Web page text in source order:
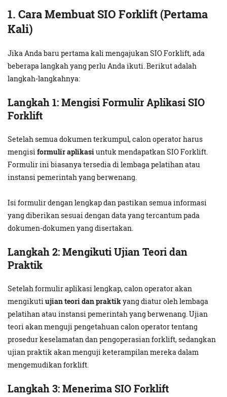
1. Cara Membuat SIO Forklift (Pertama
Kali)
Jika Anda baru pertama kali mengajukan SIO Forklift, ada
beberapa langkah yang perlu Anda ikuti. Berikut adalah
langkah-langkahnya:
Langkah 1:Mengisi Formulir Aplikasi SIO
Forklift
Setelah semua dokumen terkumpul, calon operator harus
mengisiformulir aplikasiuntuk mendapatkan SIO Forklift.
Formulir ini biasanya tersedia di lembaga pelatihan atau
instansi pemerintah yang berwenang.
Isi formulir dengan lengkap dan pastikan semua informasi
yang diberikan sesuai dengan data yang tercantum pada
dokumen-dokumen yang disertakan.
Langkah 2: Mengikuti Ujian Teori dan
Praktik
Setelah formulir aplikasi lengkap, calon operator akan
mengikutiujian teori dan praktikyang diatur oleh lembaga
pelatihan atau instansi pemerintah yang berwenang. Ujian
teori akan menguji pengetahuan calon operator tentang
prosedur keselamatan dan pengoperasian forklift, sedangkan
ujian praktik akan menguji keterampilan mereka dalam
mengemudikan forklift.
Langkah 3: Menerima SIO Forklift